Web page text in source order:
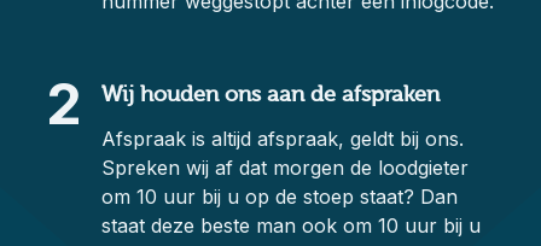
2 Wij houden ons aan de afspraken
Afspraak is altijd afspraak, geldt bij ons.
Spreken wij af dat morgen de loodgieter
om 10 uur bij u op de stoep staat? Dan
staat deze beste man ook om 10 uur bij u